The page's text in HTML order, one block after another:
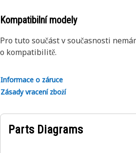
Kompatibilní modely
Pro tuto součást v současnosti
o kompatibilitě.
Informace o záruce
Zásady vracení zboží
Parts Diagrams